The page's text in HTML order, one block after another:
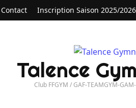
Contact Inscription Saison 2025/2026
Talence
Club FFGYM / GAF-TEAMGYM-